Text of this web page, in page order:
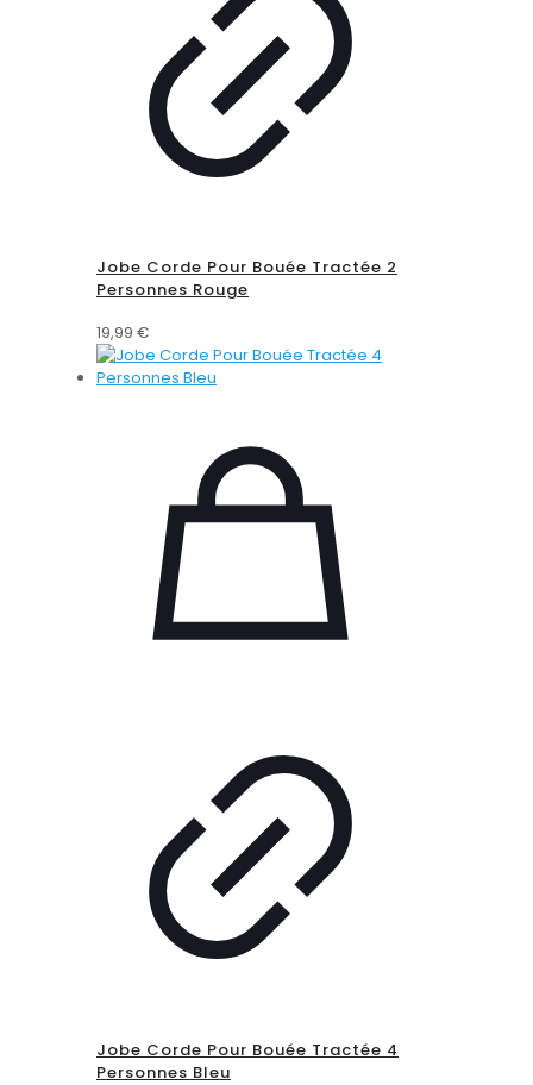
Jobe Corde Pour Bouée Tractée 2
Personnes Rouge
19,99 €
Jobe Corde Pour Bouée Tractée 4
Personnes Bleu